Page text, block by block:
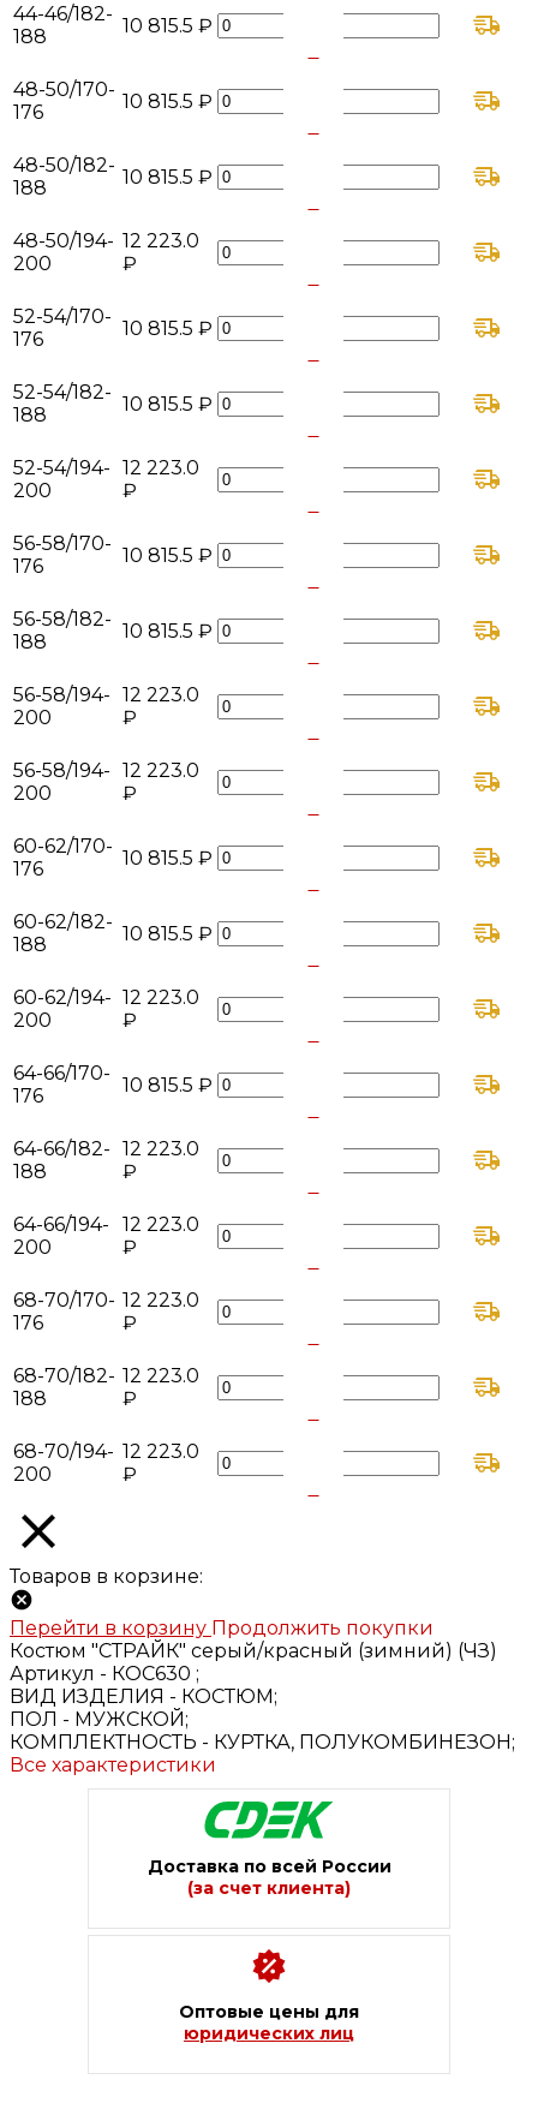
44-46/182-
188
10 815.5 ₽
48-50/170-
176
10 815.5 ₽
48-50/182-
188
10 815.5 ₽
48-50/194-
200
12 223.0
₽
52-54/170-
176
10 815.5 ₽
52-54/182-
188
10 815.5 ₽
52-54/194-
200
12 223.0
₽
56-58/170-
176
10 815.5 ₽
56-58/182-
188
10 815.5 ₽
56-58/194-
200
12 223.0
₽
56-58/194-
200
12 223.0
₽
60-62/170-
176
10 815.5 ₽
60-62/182-
188
10 815.5 ₽
60-62/194-
200
12 223.0
₽
64-66/170-
176
10 815.5 ₽
64-66/182-
188
12 223.0
₽
64-66/194-
200
12 223.0
₽
68-70/170-
176
12 223.0
₽
68-70/182-
188
12 223.0
₽
68-70/194-
200
12 223.0
₽
Товаров в корзине:
Перейти в корзину Продолжить покупки
Костюм "СТРАЙК" серый/красный (зимний) (ЧЗ)
Артикул - КОС630 ;
BИД ИЗДЕЛИЯ - КОСТЮМ;
ПОЛ - МУЖСКОЙ;
КОМПЛЕКТНОСТЬ - КУРТКА, ПОЛУКОМБИНЕЗОН;
Все характеристики
Доставка по всей России
(за счет клиента)
Оптовые цены для
юридических лиц